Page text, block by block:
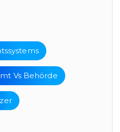
Vs Behörde